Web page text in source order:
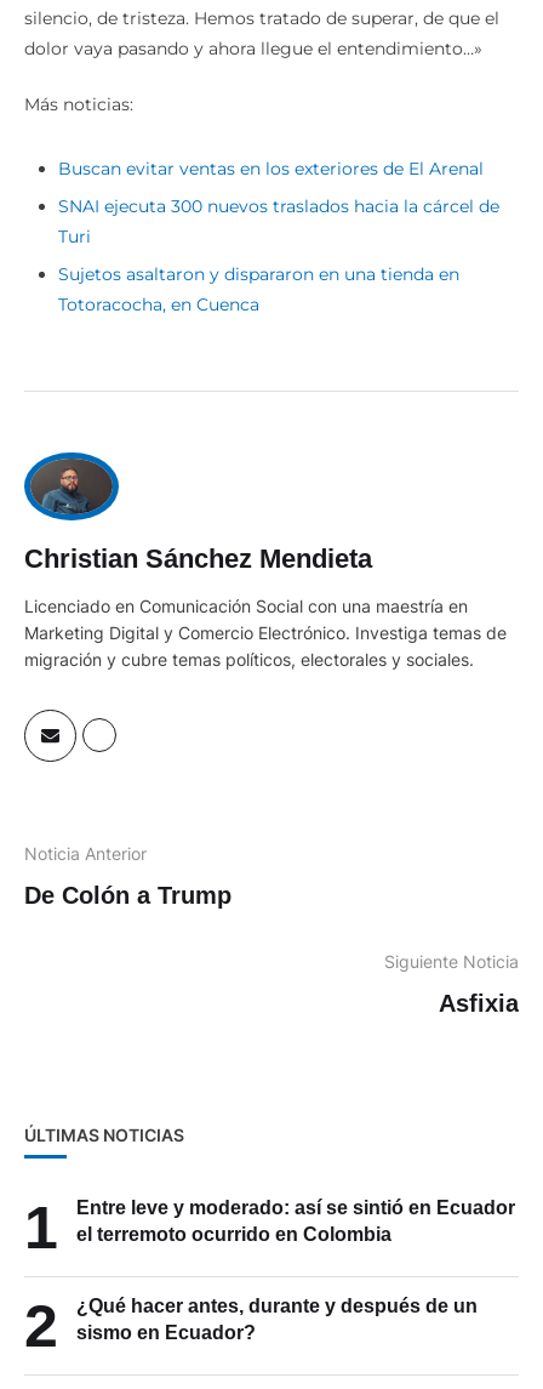
silencio, de tristeza. Hemos tratado de superar, de que el
dolor vaya pasando y ahora llegue el entendimiento…»
Más noticias:
Buscan evitar ventas en los exteriores de El Arenal
SNAI ejecuta 300 nuevos traslados hacia la cárcel de
Turi
Sujetos asaltaron y dispararon en una tienda en
Totoracocha, en Cuenca
Christian Sánchez Mendieta
Licenciado en Comunicación Social con una maestría en
Marketing Digital y Comercio Electrónico. Investiga temas de
migración y cubre temas políticos, electorales y sociales.
Noticia Anterior
De Colón a Trump
Siguiente Noticia
Asfixia
ÚLTIMAS NOTICIAS
1
Entre leve y moderado: así se sintió en Ecuador
el terremoto ocurrido en Colombia
2
¿Qué hacer antes, durante y después de un
sismo en Ecuador?